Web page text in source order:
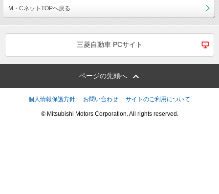
M・CネットTOPへ戻る
三菱自動車 PCサイト
ページの先頭へ
個人情報保護方針 お問い合わせ サイトのご利用について
© Mitsubishi Motors Corporation. All rights reserved.